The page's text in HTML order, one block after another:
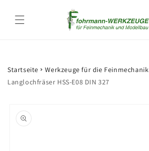
Inhalt
Startseite Werkzeuge für die Feinmechanik
Langlochfräser HSS-E08 DIN 327